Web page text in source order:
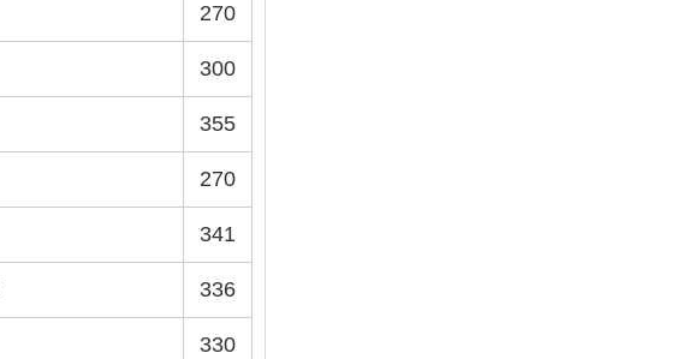
270
300
355
270
341
336
330